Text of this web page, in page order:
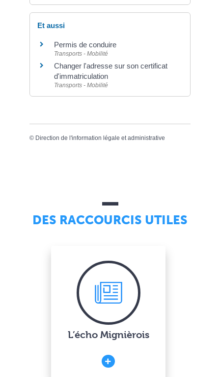
Et aussi
Permis de conduire
Transports - Mobilité
Changer l'adresse sur son certificat
d'immatriculation
Transports - Mobilité
© Direction de l'information légale et administrative
DES RACCOURCIS UTILES
L’écho Mignièrois